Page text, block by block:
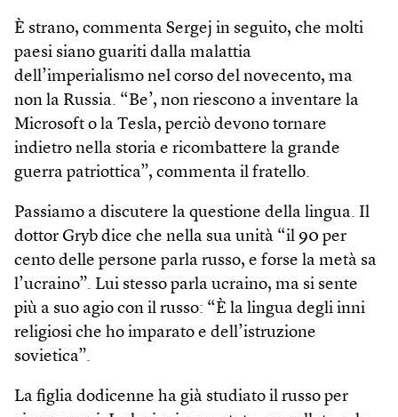
È strano, commenta Sergej in seguito, che molti
paesi siano guariti dalla malattia
dell’imperialismo nel corso del novecento, ma
non la Russia. “Be’, non riescono a inventare la
Microsoft o la Tesla, perciò devono tornare
indietro nella storia e ricombattere la grande
guerra patriottica”, commenta il fratello.
Passiamo a discutere la questione della lingua. Il
dottor Gryb dice che nella sua unità “il 90 per
cento delle persone parla russo, e forse la metà sa
l’ucraino”. Lui stesso parla ucraino, ma si sente
più a suo agio con il russo: “È la lingua degli inni
religiosi che ho imparato e dell’istruzione
sovietica”.
La figlia dodicenne ha già studiato il russo per